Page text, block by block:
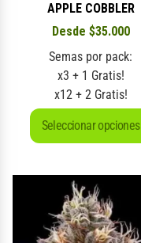
APPLE COBBLER
Desde $35.000
Semas por pack:
x3 + 1 Gratis!
x12 + 2 Gratis!
Seleccionar opciones